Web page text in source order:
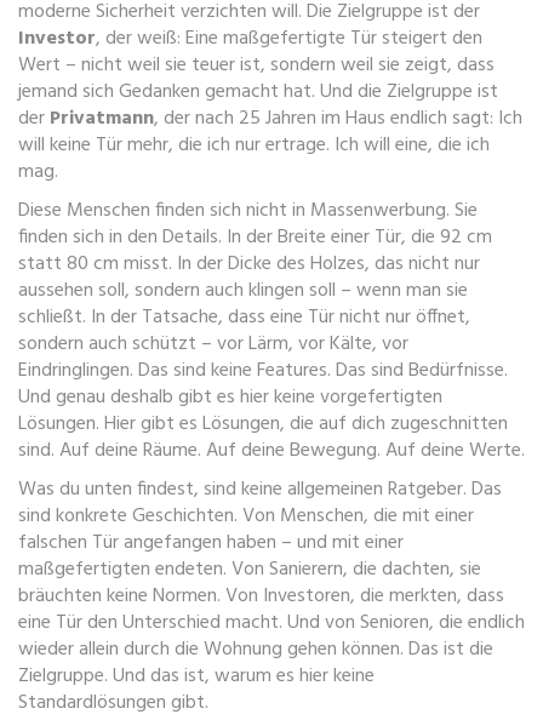
moderne Sicherheit verzichten will. Die Zielgruppe ist der
Investor, der weiß: Eine maßgefertigte Tür steigert den
Wert – nicht weil sie teuer ist, sondern weil sie zeigt, dass
jemand sich Gedanken gemacht hat. Und die Zielgruppe ist
derPrivatmann, der nach 25 Jahren im Haus endlich sagt: Ich
will keine Tür mehr, die ich nur ertrage. Ich will eine, die ich
mag.
Diese Menschen finden sich nicht in Massenwerbung. Sie
finden sich in den Details. In der Breite einer Tür, die 92 cm
statt 80 cm misst. In der Dicke des Holzes, das nicht nur
aussehen soll, sondern auch klingen soll – wenn man sie
schließt. In der Tatsache, dass eine Tür nicht nur öffnet,
sondern auch schützt – vor Lärm, vor Kälte, vor
Eindringlingen. Das sind keine Features. Das sind Bedürfnisse.
Und genau deshalb gibt es hier keine vorgefertigten
Lösungen. Hier gibt es Lösungen, die auf dich zugeschnitten
sind. Auf deine Räume. Auf deine Bewegung. Auf deine Werte.
Was du unten findest, sind keine allgemeinen Ratgeber. Das
sind konkrete Geschichten. Von Menschen, die mit einer
falschen Tür angefangen haben – und mit einer
maßgefertigten endeten. Von Sanierern, die dachten, sie
bräuchten keine Normen. Von Investoren, die merkten, dass
eine Tür den Unterschied macht. Und von Senioren, die endlich
wieder allein durch die Wohnung gehen können. Das ist die
Zielgruppe. Und das ist, warum es hier keine
Standardlösungen gibt.